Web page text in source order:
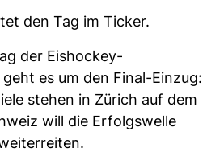
den Tag im Ticker.
der Eishockey-
es um den Final-Einzug:
stehen in Zürich auf dem
will die Erfolgswelle